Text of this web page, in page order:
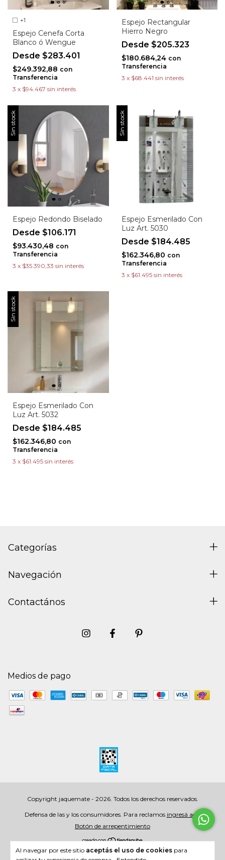
Al navegar por este sitio aceptás el uso de cookies para
+1
Espejo Cenefa Corta
Blanco ó Wengue
$283.401
$249.392,88 con
Transferencia
3 x $94.467 sin interés
Espejo Rectangular
Hierro Negro
$205.323
$180.684,24 con
Transferencia
3 x $68.441 sin interés
Sin stock
Espejo Redondo Biselado
$106.171
$93.430,48 con
Transferencia
3 x $35.390,33 sin interés
Sin stock
Espejo Esmerilado Con
Luz Art. 5030
$184.485
$162.346,80 con
Transferencia
3 x $61.495 sin interés
Sin stock
Espejo Esmerilado Con
Luz Art. 5032
$184.485
$162.346,80 con
Transferencia
3 x $61.495 sin interés
Categorías
Navegación
Contactános
Medios de pago
Copyright jaquemate - 2026. Todos los derechos reservados.
Defensa de las y los consumidores. Para reclamos ingresá acá.
Botón de arrepentimiento